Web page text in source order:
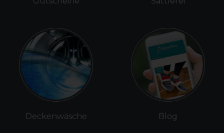
Deckenwäsche Blog